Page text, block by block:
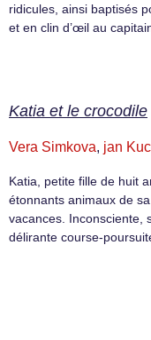
ridicules, ainsi baptisés
et en clin d’œil au
Katia et le crocodile
Vera Simkova, jan
Katia, petite fille de huit
étonnants animaux de
vacances. Inconsciente,
délirante course-